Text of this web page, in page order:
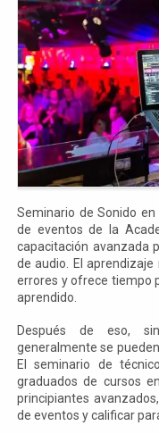
Seminario de Sonido
de eventos de la
capacitación avanzada
de audio. El
errores y ofrece tiempo
aprendido.
Después de eso,
generalmente se
El seminario de
graduados de cursos
principiantes
de eventos y calificar